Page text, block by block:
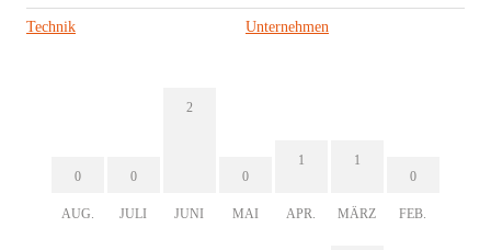
Technik Unternehmen
0
AUG.
0
JULI
2
JUNI
0
MAI
1
APR.
1
MÄRZ
0
FEB.